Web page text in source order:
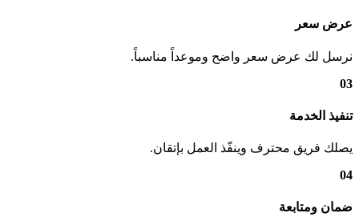
عرض سعر
نرسل لك عرض سعر واضح وموعداً مناسباً.
03
تنفيذ الخدمة
يصلك فريق محترف وينفّذ العمل بإتقان.
04
ضمان ومتابعة